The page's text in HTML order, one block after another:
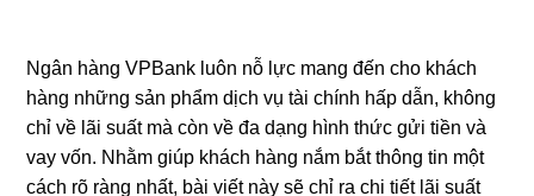
Ngân hàng VPBank luôn nỗ lực mang đến cho khách
hàng những sản phẩm dịch vụ tài chính hấp dẫn, không
chỉ về lãi suất mà còn về đa dạng hình thức gửi tiền và
vay vốn. Nhằm giúp khách hàng nắm bắt thông tin một
cách rõ ràng nhất, bài viết này sẽ chỉ ra chi tiết lãi suất